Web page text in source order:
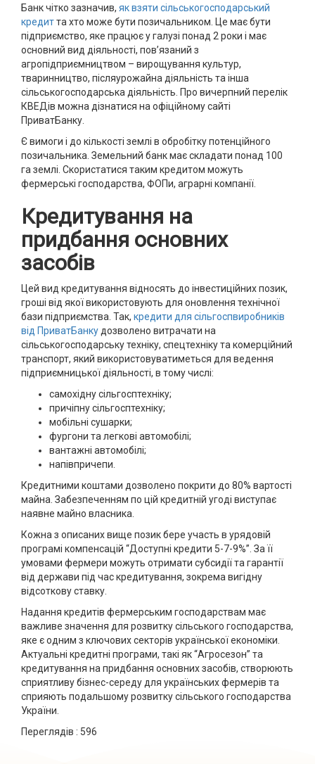
Банк чітко зазначив, як взяти сільськогосподарський
кредитта хто може бути позичальником. Це має бути
підприємство, яке працює у галузі понад 2 роки і має
основний вид діяльності, пов’язаний з
агропідприємництвом – вирощування культур,
тваринництво, післяурожайна діяльність та інша
сільськогосподарська діяльність. Про вичерпний перелік
КВЕДів можна дізнатися на офіційному сайті
ПриватБанку.
Є вимоги і до кількості землі в обробітку потенційного
позичальника. Земельний банк має складати понад 100
га землі. Скористатися таким кредитом можуть
фермерські господарства, ФОПи, аграрні компанії.
Кредитування на
придбання основних
засобів
Цей вид кредитування відносять до інвестиційних позик,
гроші від якої використовують для оновлення технічної
бази підприємства. Так, кредити для сільгоспвиробників
від ПриватБанку дозволено витрачати на
сільськогосподарську техніку, спецтехніку та комерційний
транспорт, який використовуватиметься для ведення
підприємницької діяльності, в тому числі:
самохідну сільгосптехніку;
причіпну сільгосптехніку;
мобільні сушарки;
фургони та легкові автомобілі;
вантажні автомобілі;
напівпричепи.
Кредитними коштами дозволено покрити до 80% вартості
майна. Забезпеченням по цій кредитній угоді виступає
наявне майно власника.
Кожна з описаних вище позик бере участь в урядовій
програмі компенсацій “Доступні кредити 5-7-9%”. За її
умовами фермери можуть отримати субсидії та гарантії
від держави під час кредитування, зокрема вигідну
відсоткову ставку.
Надання кредитів фермерським господарствам має
важливе значення для розвитку сільського господарства,
яке є одним з ключових секторів української економіки.
Актуальні кредитні програми, такі як “Агросезон” та
кредитування на придбання основних засобів, створюють
сприятливу бізнес-середу для українських фермерів та
сприяють подальшому розвитку сільського господарства
України.
Переглядів : 596